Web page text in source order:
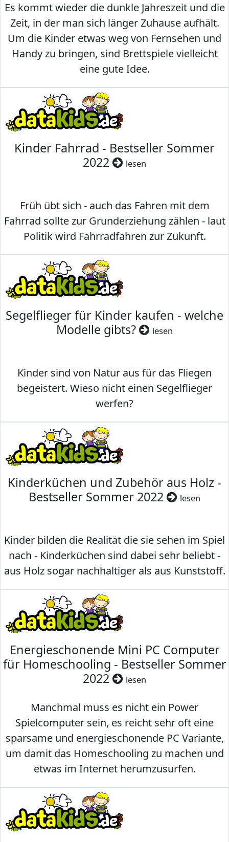
Es kommt wieder die dunkle Jahreszeit und die
Zeit, in der man sich länger Zuhause aufhält.
Um die Kinder etwas weg von Fernsehen und
Handy zu bringen, sind Brettspiele vielleicht
eine gute Idee.
Kinder Fahrrad - Bestseller Sommer
2022
lesen
Früh übt sich - auch das Fahren mit dem
Fahrrad sollte zur Grunderziehung zählen - laut
Politik wird Fahrradfahren zur Zukunft.
Segelflieger für Kinder kaufen - welche
Modelle gibts?
lesen
Kinder sind von Natur aus für das Fliegen
begeistert. Wieso nicht einen Segelflieger
werfen?
Kinderküchen und Zubehör aus Holz -
Bestseller Sommer 2022
lesen
Kinder bilden die Realität die sie sehen im Spiel
nach - Kinderküchen sind dabei sehr beliebt -
aus Holz sogar nachhaltiger als aus Kunststoff.
Energieschonende Mini PC Computer
für Homeschooling - Bestseller Sommer
2022
lesen
Manchmal muss es nicht ein Power
Spielcomputer sein, es reicht sehr oft eine
sparsame und energieschonende PC Variante,
um damit das Homeschooling zu machen und
etwas im Internet herumzusurfen.